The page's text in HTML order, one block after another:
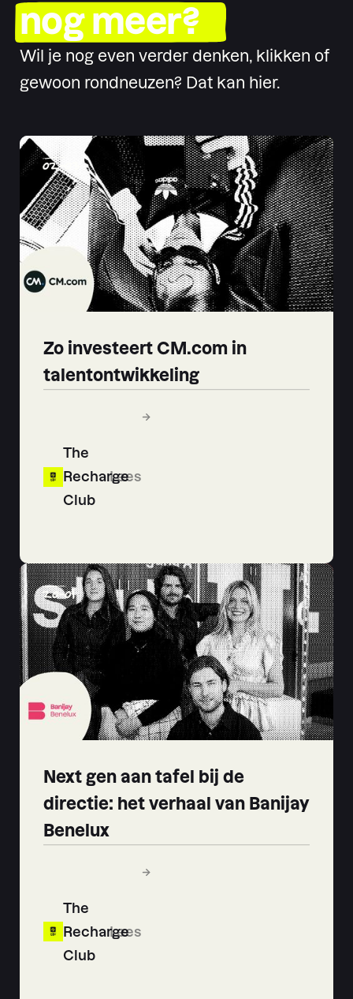
nog meer?
Wil je nog even verder denken, klikken of
gewoon rondneuzen? Dat kan hier.
Zo investeert CM.com in
talentontwikkeling
The
Recharge
Club
Lees
02-03
Next gen aan tafel bij de
directie: het verhaal van Banijay
Benelux
The
Recharge
Club
Lees
20-01